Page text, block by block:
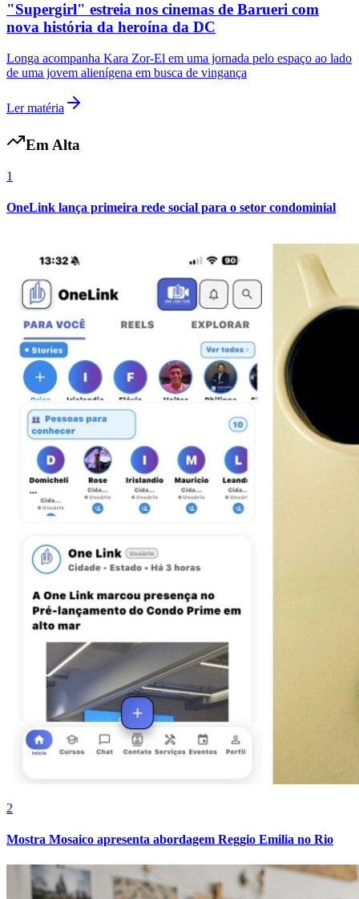
Vasco
"Supergirl" estreia nos cinemas de Barueri com
nova história da heroína da DC
Longa acompanha Kara Zor-El em uma jornada pelo espaço ao lado
de uma jovem alienígena em busca de vingança
Ler matéria
Em Alta
1
OneLink lança primeira rede social para o setor condominial
2
Mostra Mosaico apresenta abordagem Reggio Emilia no Rio